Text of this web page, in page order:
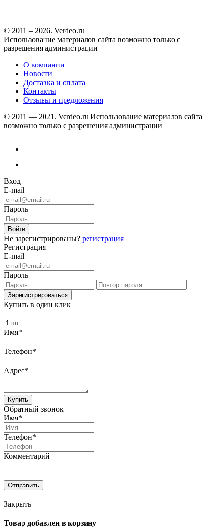
© 2011 – 2026. Verdeo.ru
Использование материалов сайта возможно только с
разрешения администрации
О компании
Новости
Доставка и оплата
Контакты
Отзывы и предложения
© 2011 — 2021. Verdeo.ru Использование материалов сайта
возможно только с разрешения администрации
Вход
E-mail
Пароль
Не зарегистрированы? регистрация
Регистрация
E-mail
Пароль
Купить в один клик
Имя*
Телефон*
Адрес*
Купить
Обратный звонок
Имя*
Телефон*
Комментарий
Отправить
Закрыть
Товар добавлен в корзину